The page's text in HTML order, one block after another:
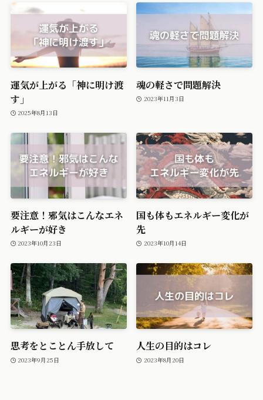
運気が上がる「神に明け渡
す」
2025年8月13日
魂の軽さで問題解決
2023年11月3日
要注意！邪気はこんなエネ
ルギーが好き
2023年10月23日
国も体もエネルギー変化が
先
2023年10月14日
思考をとことん手放して
2023年9月25日
人生の目的はコレ
2023年8月20日